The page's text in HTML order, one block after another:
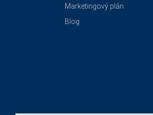
Marketingový plán
Blog